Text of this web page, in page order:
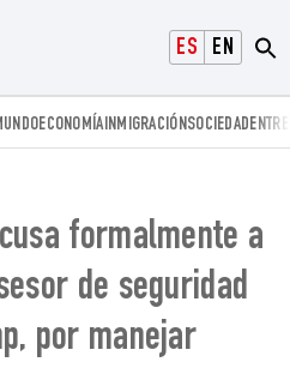
ESPAÑOLENGLISH
ECONOMÍAINMIGRACIÓNSOCIEDAD
formalmente a
de seguridad
por manejar